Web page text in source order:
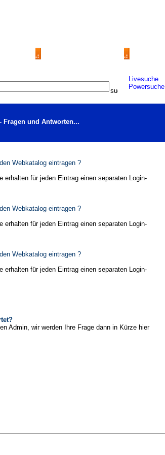
Livesuche
Powersuche
Fragen und Antworten...
Webkatalog eintragen ?
erhalten für jeden Eintrag einen separaten Login-
Webkatalog eintragen ?
erhalten für jeden Eintrag einen separaten Login-
Webkatalog eintragen ?
erhalten für jeden Eintrag einen separaten Login-
Admin, wir werden Ihre Frage dann in Kürze hier